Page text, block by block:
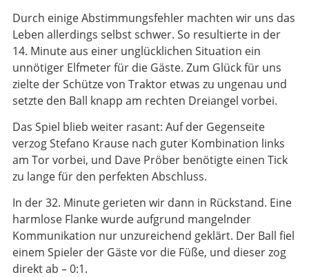
Durch einige Abstimmungsfehler machten wir uns das
Leben allerdings selbst schwer. So resultierte in der
14. Minute aus einer unglücklichen Situation ein
unnötiger Elfmeter für die Gäste. Zum Glück für uns
zielte der Schütze von Traktor etwas zu ungenau und
setzte den Ball knapp am rechten Dreiangel vorbei.
Das Spiel blieb weiter rasant: Auf der Gegenseite
verzog Stefano Krause nach guter Kombination links
am Tor vorbei, und Dave Pröber benötigte einen Tick
zu lange für den perfekten Abschluss.
In der 32. Minute gerieten wir dann in Rückstand. Eine
harmlose Flanke wurde aufgrund mangelnder
Kommunikation nur unzureichend geklärt. Der Ball fiel
einem Spieler der Gäste vor die Füße, und dieser zog
direkt ab – 0:1.